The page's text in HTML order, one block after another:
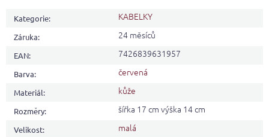
Kategorie: KABELKY
Záruka: 24 měsíců
EAN: 7426839631957
Barva: červená
Materiál: kůže
Rozměry: šířka 17 cm výška 14 cm
Velikost: malá